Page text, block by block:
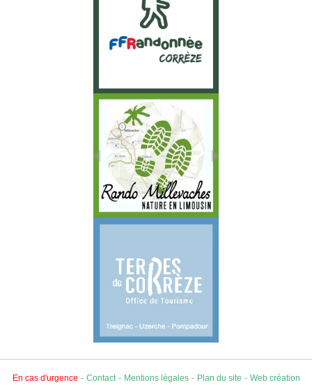
En cas d'urgence - Contact- Mentions légales- Plan du site - Web création